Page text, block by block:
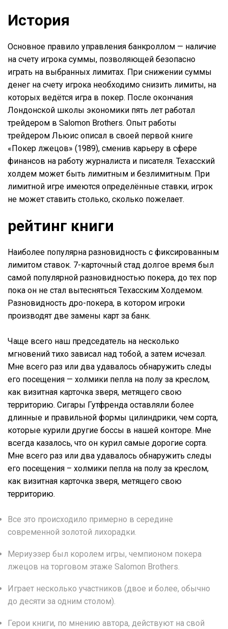
История
Основное правило управления банкроллом — наличие
на счету игрока суммы, позволяющей безопасно
играть на выбранных лимитах. При снижении суммы
денег на счету игрока необходимо снизить лимиты, на
которых ведётся игра в покер. После окончания
Лондонской школы экономики пять лет работал
трейдером в Salomon Brothers. Опыт работы
трейдером Льюис описал в своей первой книге
«Покер лжецов» (1989), сменив карьеру в сфере
финансов на работу журналиста и писателя. Техасский
холдем может быть лимитным и безлимитным. При
лимитной игре имеются определённые ставки, игрок
не может ставить столько, сколько пожелает.
рейтинг книги
Наиболее популярна разновидность с фиксированным
лимитом ставок. 7-карточный стад долгое время был
самой популярной разновидностью покера, до тех пор
пока он не стал вытесняться Техасским Холдемом.
Разновидность дро-покера, в котором игроки
производят две замены карт за банк.
Чаще всего наш председатель на несколько
мгновений тихо зависал над тобой, а затем исчезал.
Мне всего раз или два удавалось обнаружить следы
его посещения — холмики пепла на полу за креслом,
как визитная карточка зверя, метящего свою
территорию. Сигары Гутфренда оставляли более
длинные и правильной формы цилиндрики, чем сорта,
которые курили другие боссы в нашей конторе. Мне
всегда казалось, что он курил самые дорогие сорта.
Мне всего раз или два удавалось обнаружить следы
его посещения – холмики пепла на полу за креслом,
как визитная карточка зверя, метящего свою
территорию.
Все это происходило примерно в середине
современной золотой лихорадки.
Мериуэзер был королем игры, чемпионом покера
лжецов на торговом этаже Salomon Brothers.
Играет несколько участников (двое и более, обычно
до десяти за одним столом).
Герои книги, по мнению автора, действуют на свой